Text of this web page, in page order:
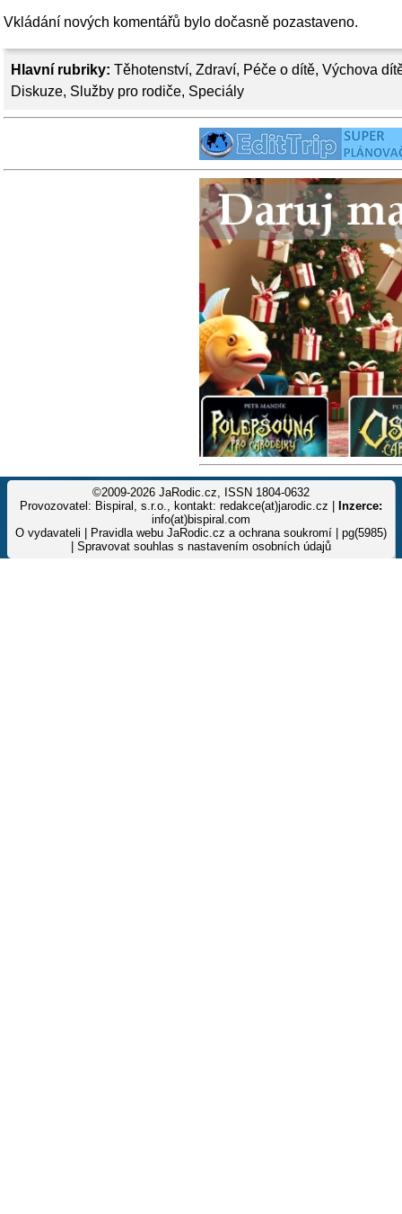
Hlavní rubriky: Těhotenství, Zdraví, Péče o dítě, Výchova
Diskuze, Služby pro rodiče, Speciály
Vkládání nových komentářů bylo dočasně pozastaveno.
©2009-2026 JaRodic.cz, ISSN 1804-0632
Provozovatel: Bispiral, s.r.o., kontakt: redakce(at)jarodic.cz |
Inzerce:
info(at)bispiral.com
O vydavateli
Pravidla webu JaRodic.cz a ochrana soukromí | pg(5985)
Spravovat souhlas s nastavením osobních údajů